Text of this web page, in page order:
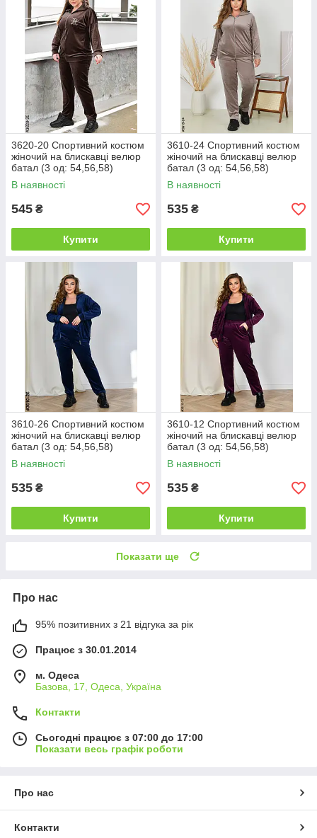
3620-20 Спортивний костюм
жіночий на блискавці велюр
батал (3 од: 54,56,58)
В наявності
545 ₴
Купити
3610-24 Спортивний костюм
жіночий на блискавці велюр
батал (3 од: 54,56,58)
В наявності
535 ₴
Купити
3610-26 Спортивний костюм
жіночий на блискавці велюр
батал (3 од: 54,56,58)
В наявності
535 ₴
Купити
3610-12 Спортивний костюм
жіночий на блискавці велюр
батал (3 од: 54,56,58)
В наявності
535 ₴
Купити
Показати ще
Про нас
95% позитивних з 21 відгука за рік
Працює з 30.01.2014
м. Одеса
Базова, 17, Одеса, Україна
Контакти
Сьогодні працює з 07:00 до 17:00
Показати весь графік роботи
Про нас
Контакти